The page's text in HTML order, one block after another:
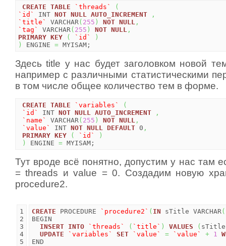
CREATE TABLE `threads`
(
`id`
INT NOT NULL AUTO_INCREMENT
,
`title`
VARCHAR ( 255 ) NOT NULL ,
`tag`
VARCHAR ( 255 ) NOT NULL ,
PRIMARY KEY ( `id`
)
)
ENGINE = MYISAM;
Здесь title у нас будет заголовком новой
например с различными статистическими
в том числе общее количество тем в форме.
CREATE TABLE `variables`
(
`id`
INT NOT NULL AUTO_INCREMENT
,
`name`
VARCHAR ( 255 ) NOT NULL ,
`value`
INT NOT NULL DEFAULT 0 ,
PRIMARY KEY ( `id`
)
)
ENGINE = MYISAM;
Тут вроде всё понятно, допустим у нас там
= threads и value = 0. Создадим новую
procedure2.
1
2
3
4
CREATE PROCEDURE `procedure2` ( IN sTitle VARCHAR (
BEGIN
INSERT INTO `threads` ( `title` ) VALUES ( sTitle
UPDATE
`variables` SET `value` = `value` + 1
END